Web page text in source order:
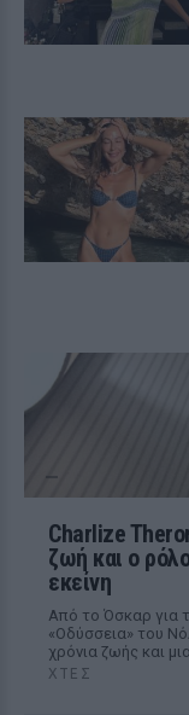
Charlize
ζωή και ο
εκείνη
Από το Όσκαρ για
«Οδύσσεια» του
χρόνια ζωής και
ΧΤΕΣ